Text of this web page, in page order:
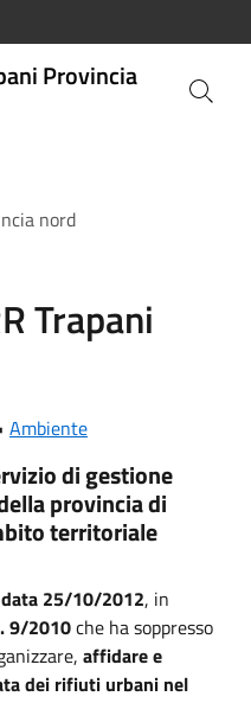
Provincia
nord
Trapani
Ambiente
di gestione
provincia di
territoriale
25/10/2012, in
9/2010che ha soppresso
affidare e
dei rifiuti urbani nel